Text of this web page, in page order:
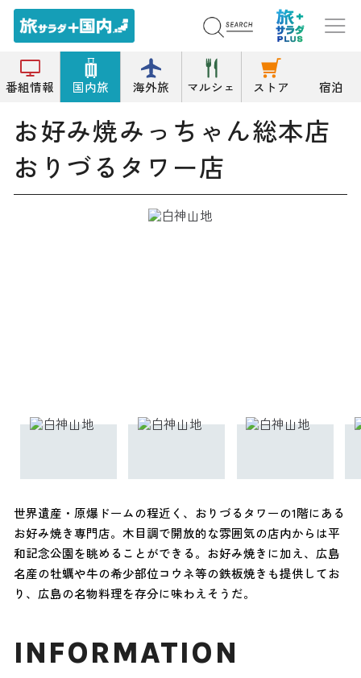
番組情報 国内旅 海外旅 マルシェ ストア 宿泊
トップ 鉄板焼 お好み焼みっちゃん総本店 おりづるタワー店
お好み焼みっちゃん総本店
おりづるタワー店
世界遺産・原爆ドームの程近く、おりづるタワーの1階にある
お好み焼き専門店。木目調で開放的な雰囲気の店内からは平
和記念公園を眺めることができる。お好み焼きに加え、広島
名産の牡蠣や牛の希少部位コウネ等の鉄板焼きも提供してお
り、広島の名物料理を存分に味わえそうだ。
INFORMATION